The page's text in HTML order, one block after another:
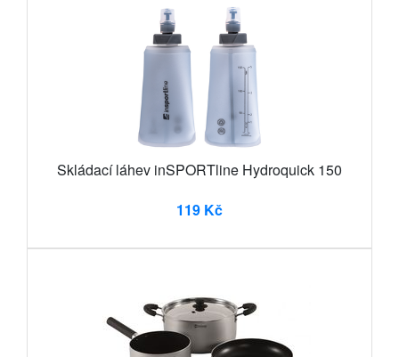
Skládací láhev inSPORTline Hydroquick 150
119 Kč